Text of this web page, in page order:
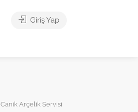
Giriş Yap
Canik Arçelik Servisi